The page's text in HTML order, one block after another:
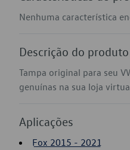
Nenhuma característica
Descrição do produto
Tampa original para seu
genuínas na sua loja
Aplicações
Fox 2015 - 2021